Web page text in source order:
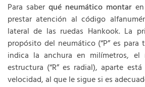
Para saberqué neumático montaren
prestar atención al código
lateral de las ruedas Hankook. La
propósito del neumático (“P” es para
indica la anchura en milímetros,
estructura (“R” es radial), aparte
velocidad, al que le sigue si es